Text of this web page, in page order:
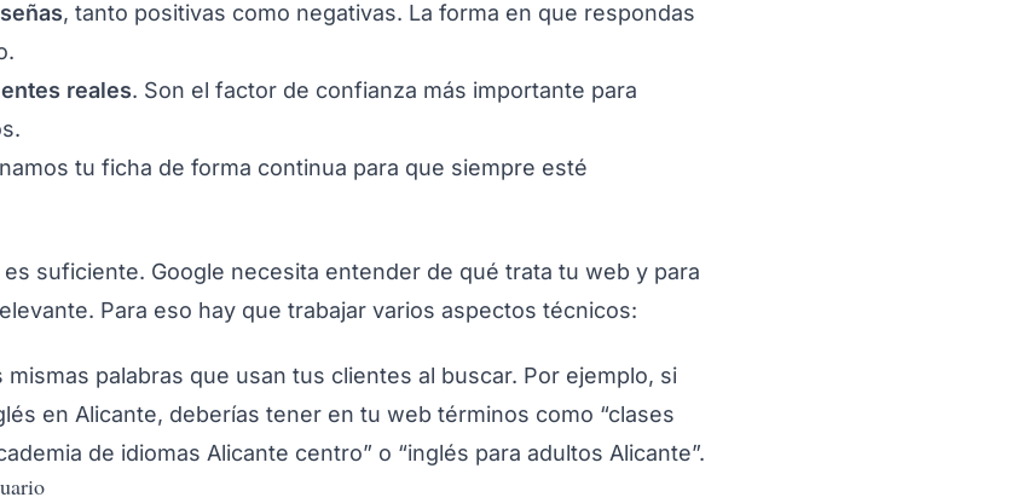
, tanto positivas como negativas. La forma en que respondas
reales. Son el factor de confianza más importante para
tu ficha de forma continua para que siempre esté
suficiente. Google necesita entender de qué trata tu web y para
Para eso hay que trabajar varios aspectos técnicos:
palabras que usan tus clientes al buscar. Por ejemplo, si
en Alicante, deberías tener en tu web términos como “clases
de idiomas Alicante centro” o “inglés para adultos Alicante”.